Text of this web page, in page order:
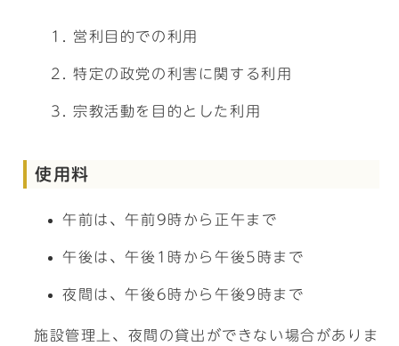
営利目的での利用
特定の政党の利害に関する利用
宗教活動を目的とした利用
使用料
午前は、午前9時から正午まで
午後は、午後1時から午後5時まで
夜間は、午後6時から午後9時まで
施設管理上、夜間の貸出ができない場合がありま